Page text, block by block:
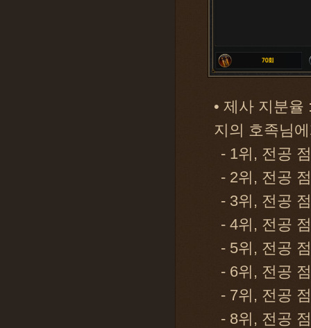
• 제사 지분
지의 호족님
- 1위, 전공
- 2위, 전공
- 3위, 전공
- 4위, 전공
- 5위, 전공
- 6위, 전공
- 7위, 전공
- 8위, 전공